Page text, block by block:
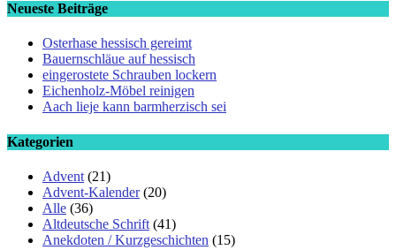
Neueste Beiträge
Osterhase hessisch gereimt
Bauernschläue auf hessisch
eingerostete Schrauben lockern
Eichenholz-Möbel reinigen
Aach lieje kann barmherzisch sei
Kategorien
Advent (21)
Advent-Kalender(20)
Alle (36)
Altdeutsche Schrift (41)
Anekdoten / Kurzgeschichten (15)